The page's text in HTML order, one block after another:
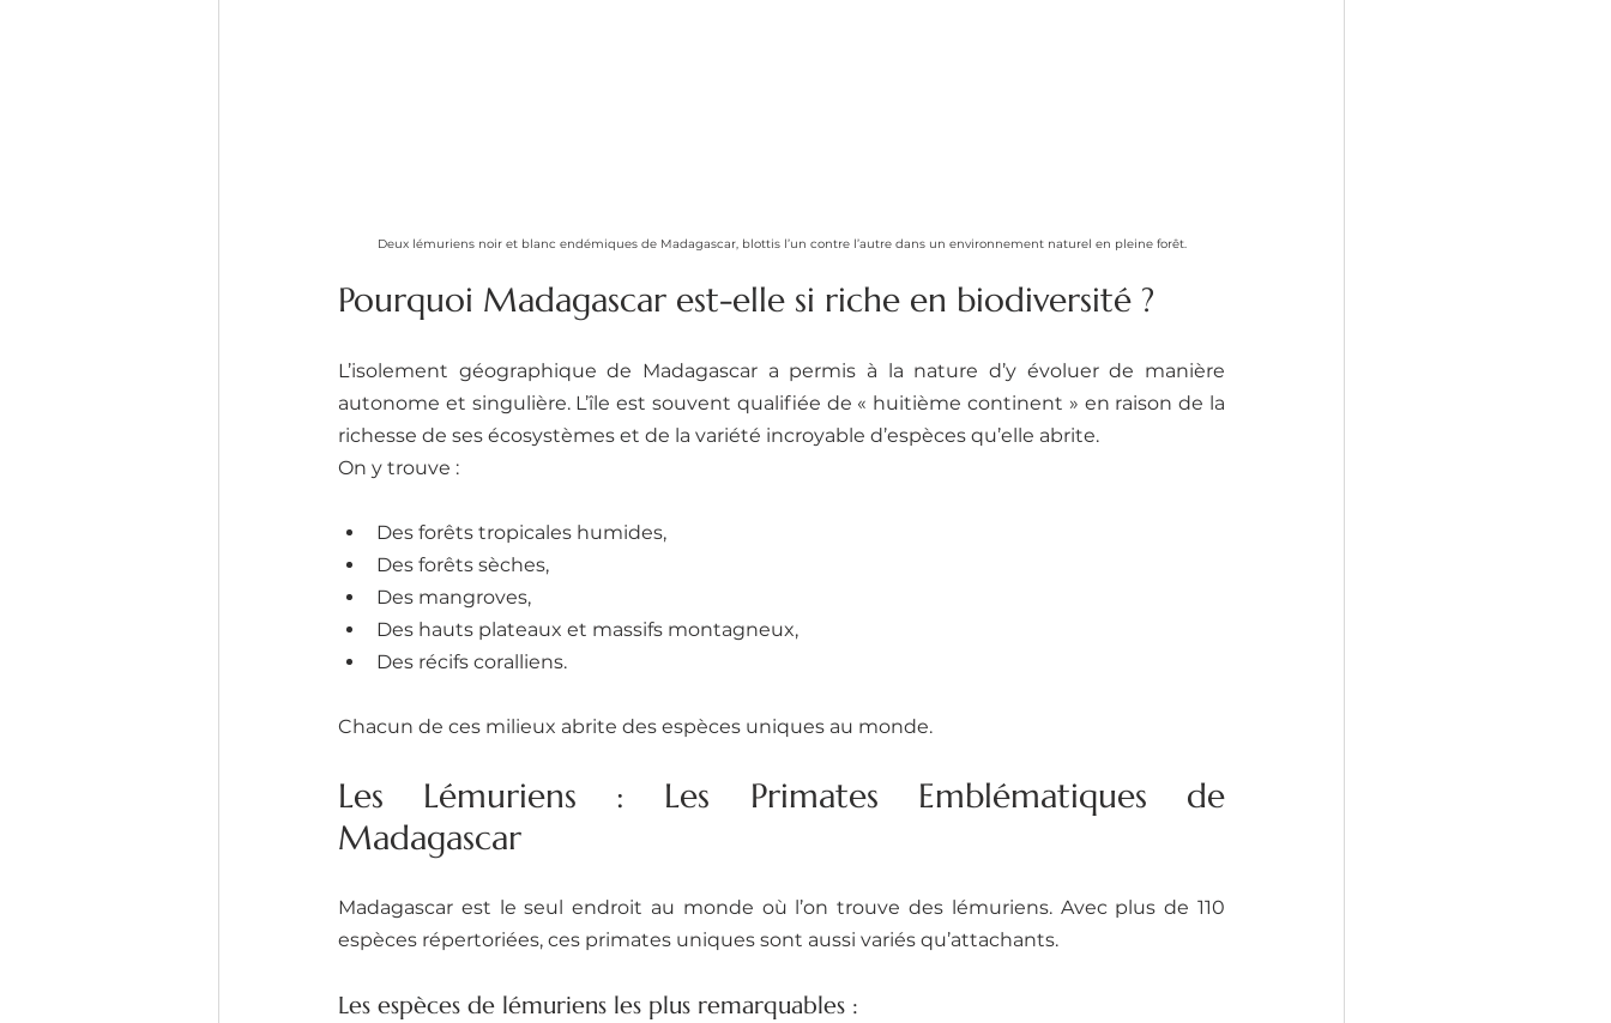
Deux lémuriens noir et blanc endémiques de Madagascar, blottis l’un contre l’autre dans un environnement naturel en pleine forêt.
Pourquoi Madagascar est-elle si riche en biodiversité ?
L’isolement géographique de Madagascar a permis à la nature d’y évoluer de manière
autonome et singulière. L’île est souvent qualifiée de « huitième continent » en raison de la
richesse de ses écosystèmes et de la variété incroyable d’espèces qu’elle abrite.
On y trouve :
Des forêts tropicales humides,
Des forêts sèches,
Des mangroves,
Des hauts plateaux et massifs montagneux,
Des récifs coralliens.
Chacun de ces milieux abrite des espèces uniques au monde.
Les Lémuriens : Les Primates Emblématiques de
Madagascar
Madagascar est le seul endroit au monde où l’on trouve des lémuriens. Avec plus de 110
espèces répertoriées, ces primates uniques sont aussi variés qu’attachants.
Les espèces de lémuriens les plus remarquables :